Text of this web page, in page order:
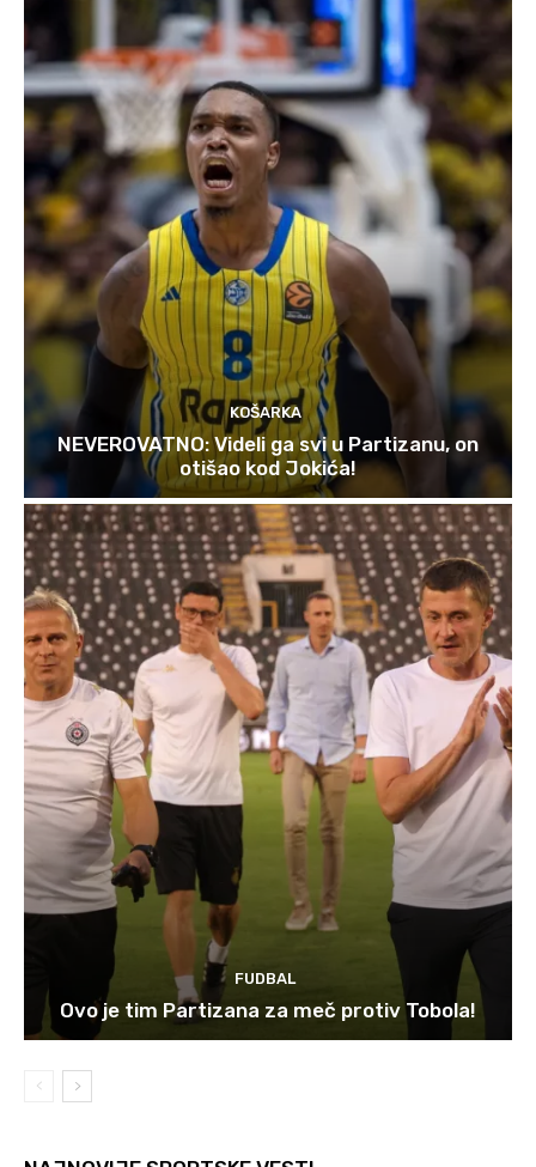
KOŠARKA
NEVEROVATNO: Videli ga svi u Partizanu, on
otišao kod Jokića!
FUDBAL
Ovo je tim Partizana za meč protiv Tobola!